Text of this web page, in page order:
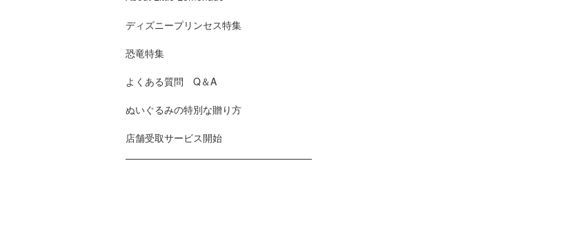
ディズニープリンセス特集
恐竜特集
よくある質問 Q＆A
ぬいぐるみの特別な贈り方
店舗受取サービス開始